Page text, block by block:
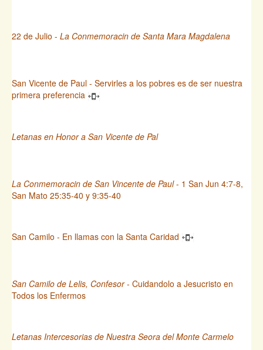
22 de Julio - La Conmemoracin de Santa Mara Magdalena
San Vicente de Paul - Servirles a los pobres es de ser nuestra
primera preferencia
Letanas en Honor a San Vicente de Pal
La Conmemoracin de San Vincente de Paul- 1 San Jun 4:7-8,
San Mato 25:35-40 y 9:35-40
San Camilo - En llamas con la Santa Caridad
San Camilo de Lelis, Confesor- Cuidandolo a Jesucristo en
Todos los Enfermos
Letanas Intercesorias de Nuestra Seora del Monte Carmelo